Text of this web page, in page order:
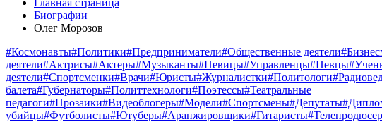
Главная страница
Биографии
Олег Морозов
#Космонавты#Политики#Предприниматели#Общественные деятели
деятели#Актрисы#Актеры#Музыканты#Певицы#Управленцы#Певцы
деятели#Спортсменки#Врачи#Юристы#Журналистки#Политологи
балета#Губернаторы#Политтехнологи#Поэтессы#Театральные
педагоги#Прозаики#Видеоблогеры#Модели#Спортсмены#Депутаты
убийцы#Футболисты#Ютуберы#Аранжировщики#Гитаристы